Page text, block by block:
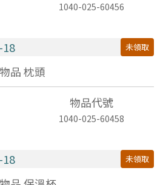
1040-025-60456
18 未領取
品枕頭
物品代號
1040-025-60458
18 未領取